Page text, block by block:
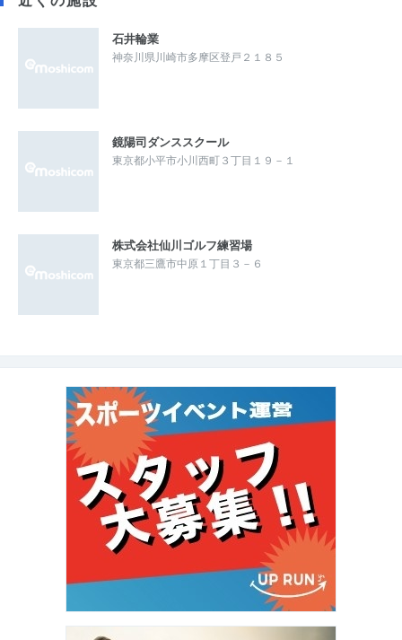
石井輪業
神奈川県川崎市多摩区登戸２１８５
鏡陽司ダンススクール
東京都小平市小川西町３丁目１９－１
株式会社仙川ゴルフ練習場
東京都三鷹市中原１丁目３－６